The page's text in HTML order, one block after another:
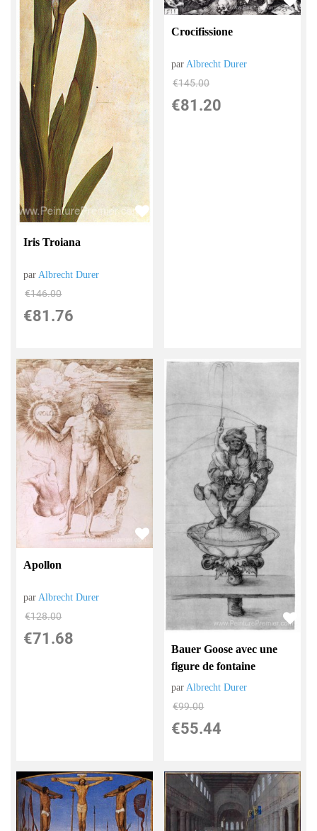
Iris Troiana
parAlbrecht Durer
€146.00
€81.76
Crocifissione
parAlbrecht Durer
€145.00
€81.20
Apollon
par Albrecht Durer
€128.00
€71.68
Bauer Goose avec une
figure de fontaine
par Albrecht Durer
€99.00
€55.44